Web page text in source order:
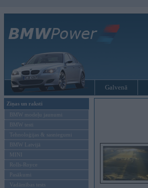
Galvenā
Ziņas un raksti
BMW modeļu jaunumi
BMW testi
Tehnoloģijas & sasniegumi
BMW Latvijā
MINI
Rolls-Royce
Pasākumi
Vadāmības tests